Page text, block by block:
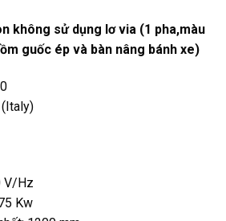
không sử dụng lơ via (1 pha,màu
guốc ép và bàn nâng bánh xe)
(Italy)
V/Hz
Kw